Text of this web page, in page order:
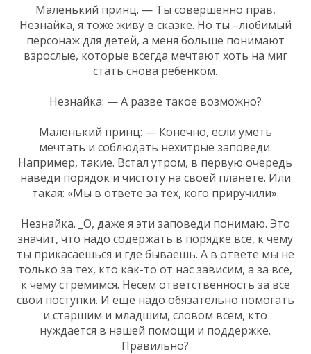
Маленький принц. — Ты совершенно прав,
Незнайка, я тоже живу в сказке. Но ты –любимый
персонаж для детей, а меня больше понимают
взрослые, которые всегда мечтают хоть на миг
стать снова ребенком.
Незнайка: — А разве такое возможно?
Маленький принц: — Конечно, если уметь
мечтать и соблюдать нехитрые заповеди.
Например, такие. Встал утром, в первую очередь
наведи порядок и чистоту на своей планете. Или
такая: «Мы в ответе за тех, кого приручили».
Незнайка. _О, даже я эти заповеди понимаю. Это
значит, что надо содержать в порядке все, к чему
ты прикасаешься и где бываешь. А в ответе мы не
только за тех, кто как-то от нас зависим, а за все,
к чему стремимся. Несем ответственность за все
свои поступки. И еще надо обязательно помогать
и старшим и младшим, словом всем, кто
нуждается в нашей помощи и поддержке.
Правильно?